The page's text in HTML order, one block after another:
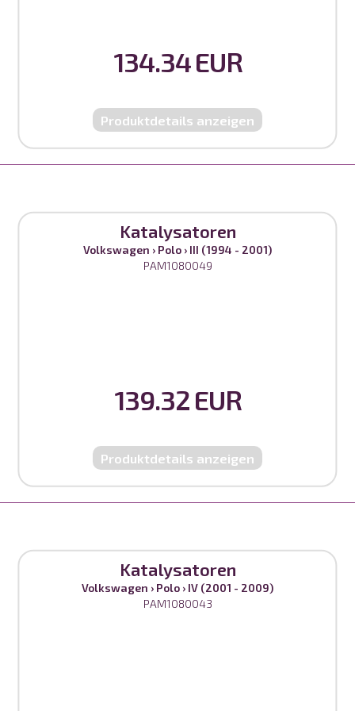
134.34 EUR
Produktdetails anzeigen
Katalysatoren
Volkswagen › Polo › III (1994 - 2001)
PAM1080049
139.32 EUR
Produktdetails anzeigen
Katalysatoren
Volkswagen › Polo › IV (2001 - 2009)
PAM1080043